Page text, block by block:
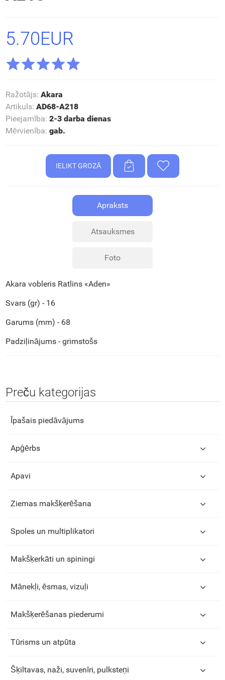
5.70EUR
Ražotājs: Akara
Artikuls: AD68-A218
Pieejamība: 2-3 darba dienas
Mērvienība: gab.
Apraksts
Atsauksmes
Foto
Akara vobleris Ratlins «Aden»
Svars (gr) - 16
Garums (mm) - 68
Padziļinājums - grimstošs
Preču kategorijas
Īpašais piedāvājums
Apģērbs
Apavi
Ziemas makšķerēšana
Spoles un multiplikatori
Makšķerkāti un spiningi
Mānekļi, ēsmas, vizuļi
Makšķerēšanas piederumi
Tūrisms un atpūta
Šķiltavas, naži, suvenīri, pulksteņi